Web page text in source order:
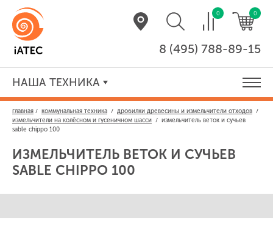
0 0
8 (495) 788-89-15
НАША ТЕХНИКА
главная / коммунальная техника / дробилки древесины и измельчители отходов /
измельчители на колёсном и гусеничном шасси / измельчитель веток и сучьев
sable chippo 100
ИЗМЕЛЬЧИТЕЛЬ ВЕТОК И СУЧЬЕВ
SABLE CHIPPO 100